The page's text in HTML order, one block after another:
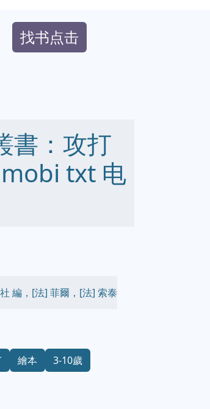
找书点击
書：攻打
txt 电
編，[法] 菲爾，[法] 索泰
繪本
3-10歲